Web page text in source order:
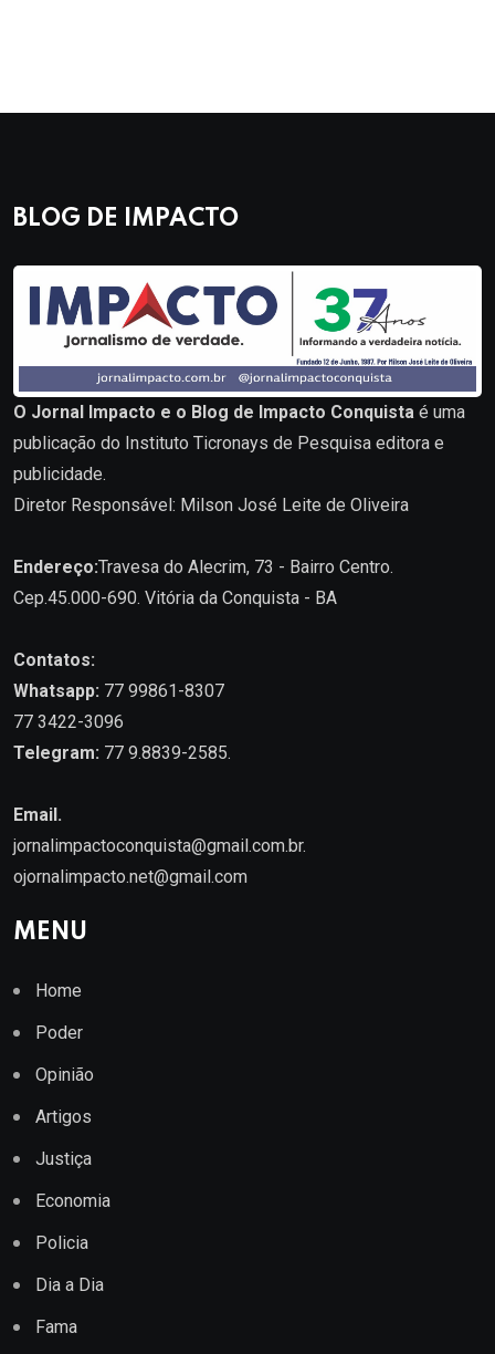
BLOG DE IMPACTO
O Jornal Impacto e o Blog de Impacto Conquista é uma
publicação do Instituto Ticronays de Pesquisa editora e
publicidade.
Diretor Responsável: Milson José Leite de Oliveira
Endereço:Travesa do Alecrim, 73 - Bairro Centro.
Cep.45.000-690. Vitória da Conquista - BA
Contatos:
Whatsapp: 77 99861-8307
77 3422-3096
Telegram: 77 9.8839-2585.
Email.
jornalimpactoconquista@gmail.com.br.
ojornalimpacto.net@gmail.com
MENU
Home
Poder
Opinião
Artigos
Justiça
Economia
Policia
Dia a Dia
Fama